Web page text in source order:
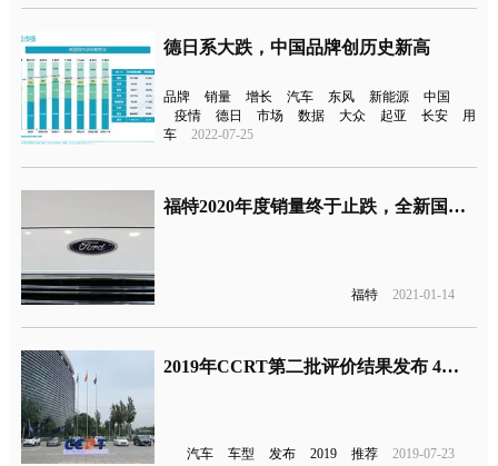
德日系大跌，中国品牌创历史新高
品牌 销量 增长 汽车 东风 新能源
中国
疫情
德日 市场 数据 大众 起亚 长安
用
车
2022-07-25
福特2020年度销量终于止跌，全新国产新车将于2月份上市
福特 2021-01-14
2019年CCRT第二批评价结果发布 4款汽车成为年度推荐车型
汽车 车型 发布 2019 推荐 2019-07-23